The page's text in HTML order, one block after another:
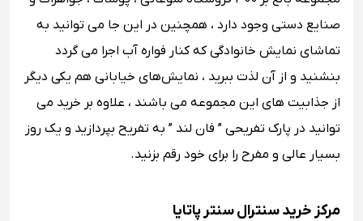
صنایع دستی وجود دارد ، همچنین در این جا می توانید به
تماشای نمایش خانوادگی که کنار فواره آب اجرا می گردد
بنشنید و از آن لذت ببرید ، نمایش‌های خیابانی هم یکی دیگر
از جذابیت های این مجموعه می باشند ، علاوه بر خرید می
توانید در پارک تفریحی ” فان لند ” به تفریح بپردازید و یک روز
بسیار عالی و مفرح را برای خود رقم بزنید.
مرکز خرید سنترال سنتر پاتایا